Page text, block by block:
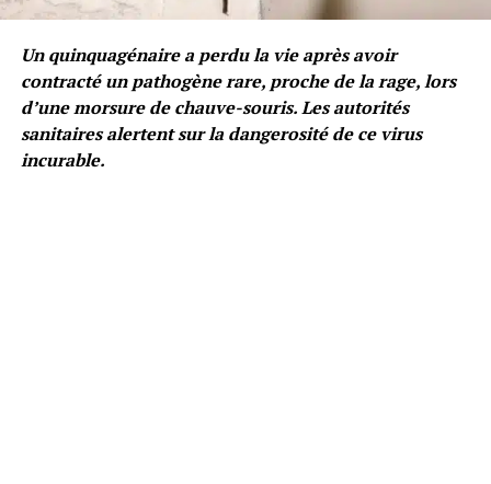
Un quinquagénaire a perdu la vie après avoir
contracté un pathogène rare, proche de la rage, lors
d’une morsure de chauve-souris. Les autorités
sanitaires alertent sur la dangerosité de ce virus
incurable.